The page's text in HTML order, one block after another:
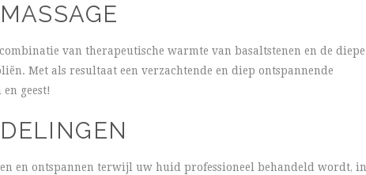
van therapeutische warmte van basaltstenen en de diepe
Met als resultaat een verzachtende en diep ontspannende
geest!
en ontspannen terwijl uw huid professioneel behandeld wordt, in